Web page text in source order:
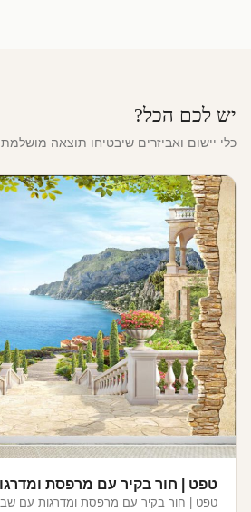
יש לכם הכל?
כלי יישום ואביזרים שיבטיחו תוצאה מושלמת
טפט | חור בקיר עם מרפסת
טפט | חור בקיר עם מרפסת ומדרגות עם